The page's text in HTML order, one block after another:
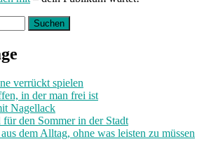
verrückt spielen
in der man frei ist
Nagellack
den Sommer in der Stadt
dem Alltag, ohne was leisten zu müssen